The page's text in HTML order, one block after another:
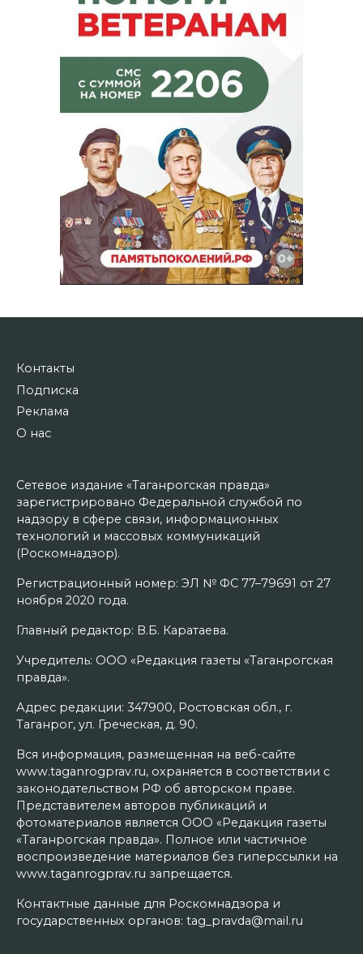
Контакты
Подписка
Реклама
О нас
Сетевое издание «Таганрогская правда»
зарегистрировано Федеральной службой по
надзору в сфере связи, информационных
технологий и массовых коммуникаций
(Роскомнадзор).
Регистрационный номер: ЭЛ № ФС 77–79691 от 27
ноября 2020 года.
Главный редактор: В.Б. Каратаева.
Учредитель: ООО «Редакция газеты «Таганрогская
правда».
Адрес редакции: 347900, Ростовская обл., г.
Таганрог, ул. Греческая, д. 90.
Вся информация, размещенная на веб-сайте
www.taganrogprav.ru, охраняется в соответствии с
законодательством РФ об авторском праве.
Представителем авторов публикаций и
фотоматериалов является ООО «Редакция газеты
«Таганрогская правда». Полное или частичное
воспроизведение материалов без гиперссылки на
www.taganrogprav.ru запрещается.
Контактные данные для Роскомнадзора и
государственных органов: tag_pravda@mail.ru